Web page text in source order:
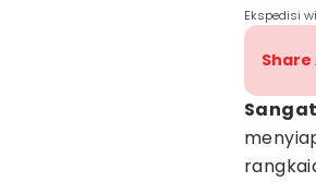
Ekspedisi